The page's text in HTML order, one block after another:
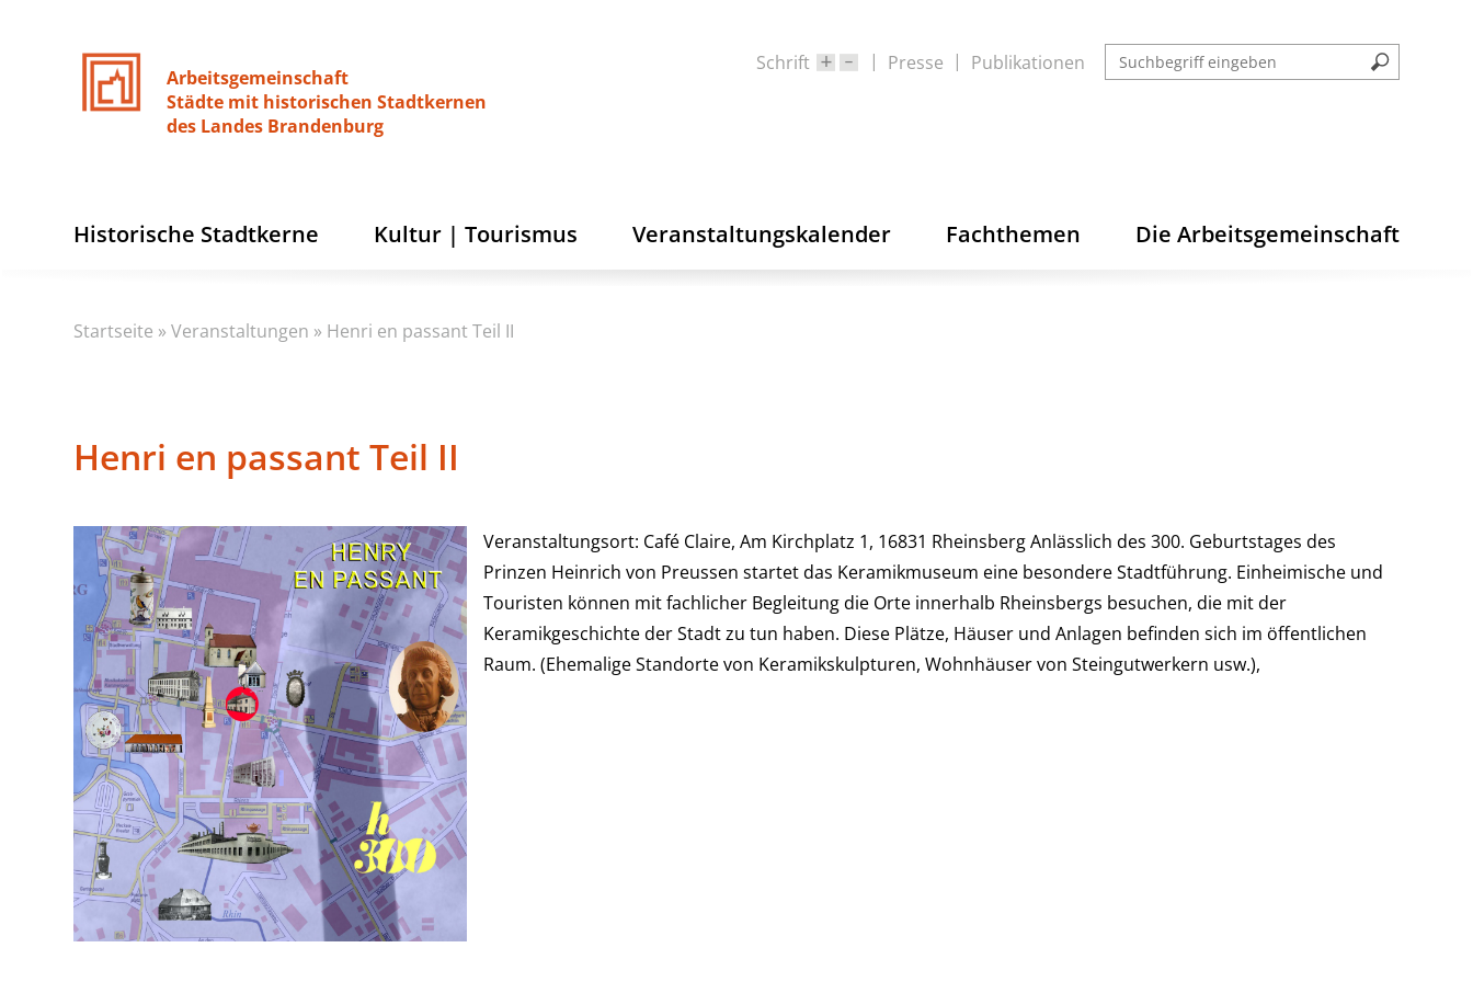
Arbeitsgemeinschaft
Städte mit historischen Stadtkernen
des Landes Brandenburg
Schrift Presse Publikationen
Historische Stadtkerne Kultur | Tourismus Veranstaltungskalender Fachthemen Die Arbeitsgemeinschaft
Startseite »Veranstaltungen » Henri en passant Teil II
Henri en passant Teil II
Veranstaltungsort: Café Claire, Am Kirchplatz 1, 16831 Rheinsberg Anlässlich des 300. Geburtstages des
Prinzen Heinrich von Preussen startet das Keramikmuseum eine besondere Stadtführung. Einheimische und
Touristen können mit fachlicher Begleitung die Orte innerhalb Rheinsbergs besuchen, die mit der
Keramikgeschichte der Stadt zu tun haben. Diese Plätze, Häuser und Anlagen befinden sich im öffentlichen
Raum. (Ehemalige Standorte von Keramikskulpturen, Wohnhäuser von Steingutwerkern usw.),